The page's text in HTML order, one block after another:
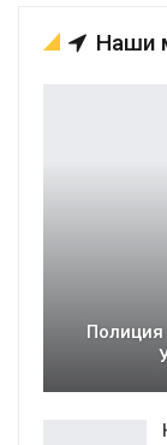
Наши
Полиция